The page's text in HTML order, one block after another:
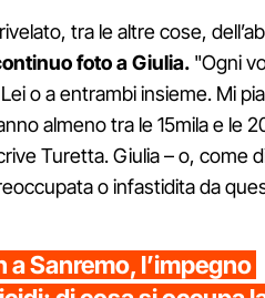
tra le altre cose,
foto a Giulia. "Ogni
o a entrambi insieme. Mi
almeno tra le 15mila e le
Turetta. Giulia – o, come
o infastidita da
Sanremo, l’impegno